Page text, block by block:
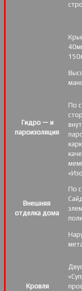
Гидро — и
пароизоляция
По
Внешняя
отделка дома
По
Кровля